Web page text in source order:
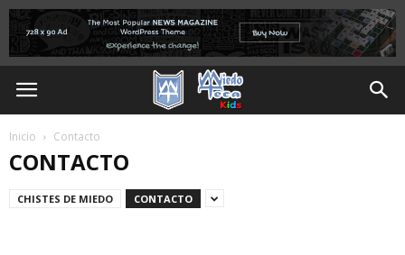
Inicio Contacto
CONTACTO
CHISTES DE MIEDO CONTACTO